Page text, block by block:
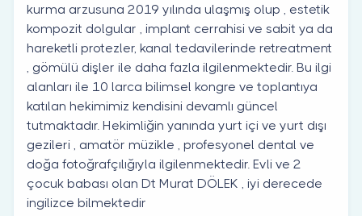
kurma arzusuna 2019 yılında ulaşmış olup , estetik
kompozit dolgular , implant cerrahisi ve sabit ya da
hareketli protezler, kanal tedavilerinde retreatment
, gömülü dişler ile daha fazla ilgilenmektedir. Bu ilgi
alanları ile 10 larca bilimsel kongre ve toplantıya
katılan hekimimiz kendisini devamlı güncel
tutmaktadır. Hekimliğin yanında yurt içi ve yurt dışı
gezileri , amatör müzikle , profesyonel dental ve
doğa fotoğrafçılığıyla ilgilenmektedir. Evli ve 2
çocuk babası olan Dt Murat DÖLEK , iyi derecede
ingilizce bilmektedir